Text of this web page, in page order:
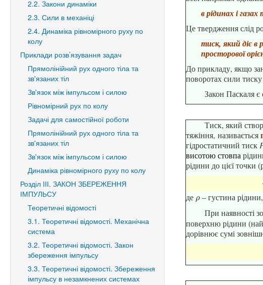
в рідинах і
Це твердження слід
тиск, який діє в
просторової
До прикладу, якщо
поворотахсили тиску
Закон Паскаля є
Тиск, який
тяжіння, називається
гідростатичний тиск
висотою стовпа
рідини доцієї точки
де ρ
ρ – густина рідини,
При наявності
поверхню рідини
дорівнює сумі
2.2. Закони динаміки
2.3. Сили в механіці
2.4. Динаміка рівномірного руху по
колу
Приклади розв’язування задач
Прямолінійний рух одного тіла та
зв'язаних тіл
Зв'язок між імпульсом і силою
Рівномірний рух по колу
Задачі для самостійної роботи
Прямолінійний рух одного тіла та
зв'язаних тіл
Зв'язок між імпульсом і силою
Динаміка рівномірного руху по колу
Розділ ІІІ. ЗАКОН ЗБЕРЕЖЕННЯ
ІМПУЛЬСУ
Теоретичні відомості
3.1. Теоретичні відомості. Механічна
система
3.2. Теоретичні відомості. Закон
збереження імпульсу
3.3. Теоретичні відомості. Збереження
імпульсу в незамкнених системах